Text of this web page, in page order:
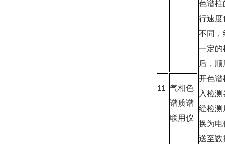
色谱柱
行速度
不同，
一定的
后，顺
开色谱
入检测
经检测
换为电
送至数
11 气相色
谱质谱
联用仪